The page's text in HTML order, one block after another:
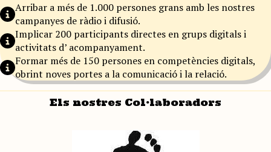
Arribar a més de 1.000 persones grans amb les nostres
campanyes de ràdio i difusió.
Implicar 200 participants directes en grups digitals i
activitats d’ acompanyament.
Formar més de 150 persones en competències digitals,
obrint noves portes a la comunicació i la relació.
Els nostres Col·laboradors